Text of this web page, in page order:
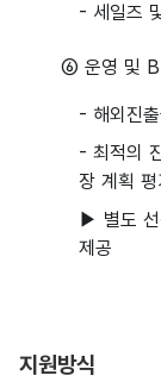
- 세일즈
⑥ 운영 및
- 해외진
- 최적의
장 계획 평
▶ 별도 선
제공
지원방식